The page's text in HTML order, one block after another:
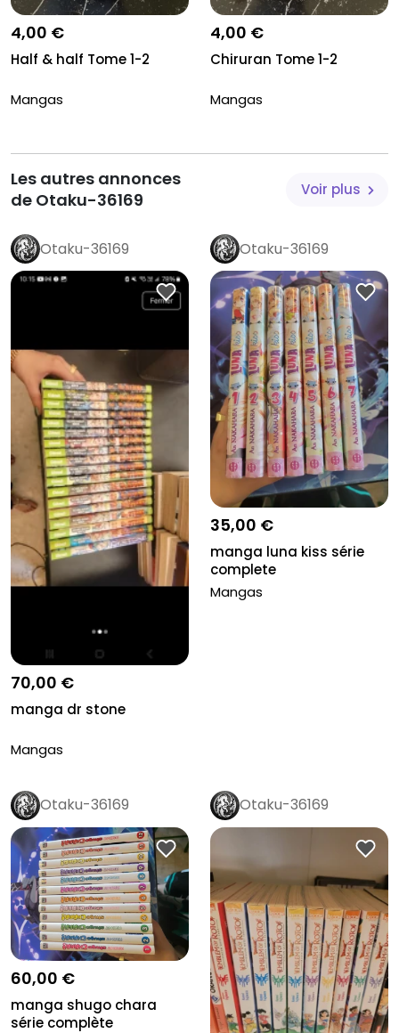
4,00 €
Half & half Tome 1-2
Mangas
4,00 €
Chiruran Tome 1-2
Mangas
Les autres annonces
de Otaku-36169
Voir plus
Otaku-36169
70,00 €
manga dr stone
Mangas
Otaku-36169
35,00 €
manga luna kiss série
complete
Mangas
Otaku-36169
60,00 €
manga shugo chara
série complète
Otaku-36169